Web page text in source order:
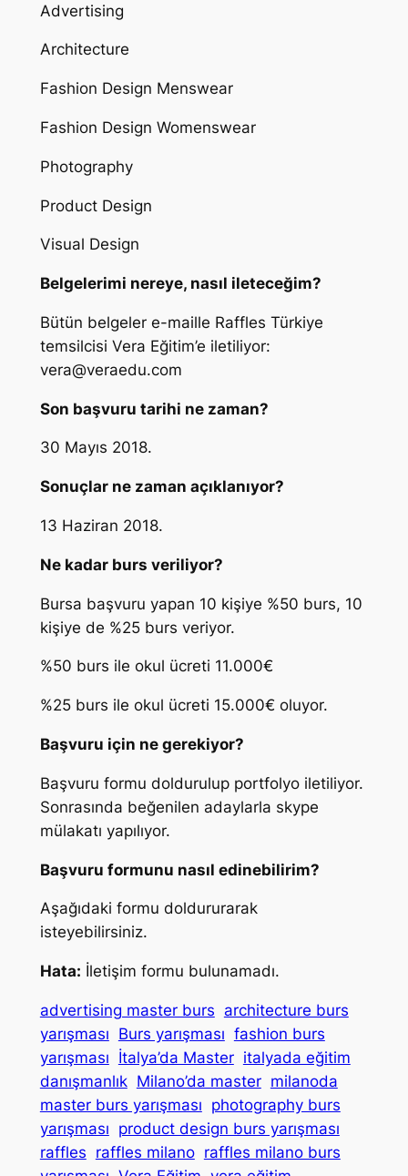
Advertising
Architecture
Fashion Design Menswear
Fashion Design Womenswear
Photography
Product Design
Visual Design
Belgelerimi nereye, nasıl ileteceğim?
Bütün belgeler e-maille Raffles Türkiye
temsilcisi Vera Eğitim’e iletiliyor:
vera@veraedu.com
Son başvuru tarihi ne zaman?
30 Mayıs 2018.
Sonuçlar ne zaman açıklanıyor?
13 Haziran 2018.
Ne kadar burs veriliyor?
Bursa başvuru yapan 10 kişiye %50 burs, 10
kişiye de %25 burs veriyor.
%50 burs ile okul ücreti 11.000€
%25 burs ile okul ücreti 15.000€ oluyor.
Başvuru için ne gerekiyor?
Başvuru formu doldurulup portfolyo iletiliyor.
Sonrasında beğenilen adaylarla skype
mülakatı yapılıyor.
Başvuru formunu nasıl edinebilirim?
Aşağıdaki formu doldururarak
isteyebilirsiniz.
Hata: İletişim formu bulunamadı.
advertising master burs architecture burs
yarışması Burs yarışması fashion burs
yarışması İtalya’da Master italyada eğitim
danışmanlık Milano’da master milanoda
master burs yarışması photography burs
yarışması product design burs yarışması
raffles raffles milano raffles milano burs